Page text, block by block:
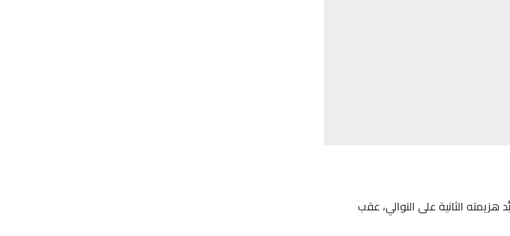
الخامسة، بعدما تكبَّد هزيمته الثانية على التوالي، عقب